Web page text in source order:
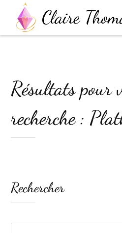
Résultats pour
recherche :
Rechercher